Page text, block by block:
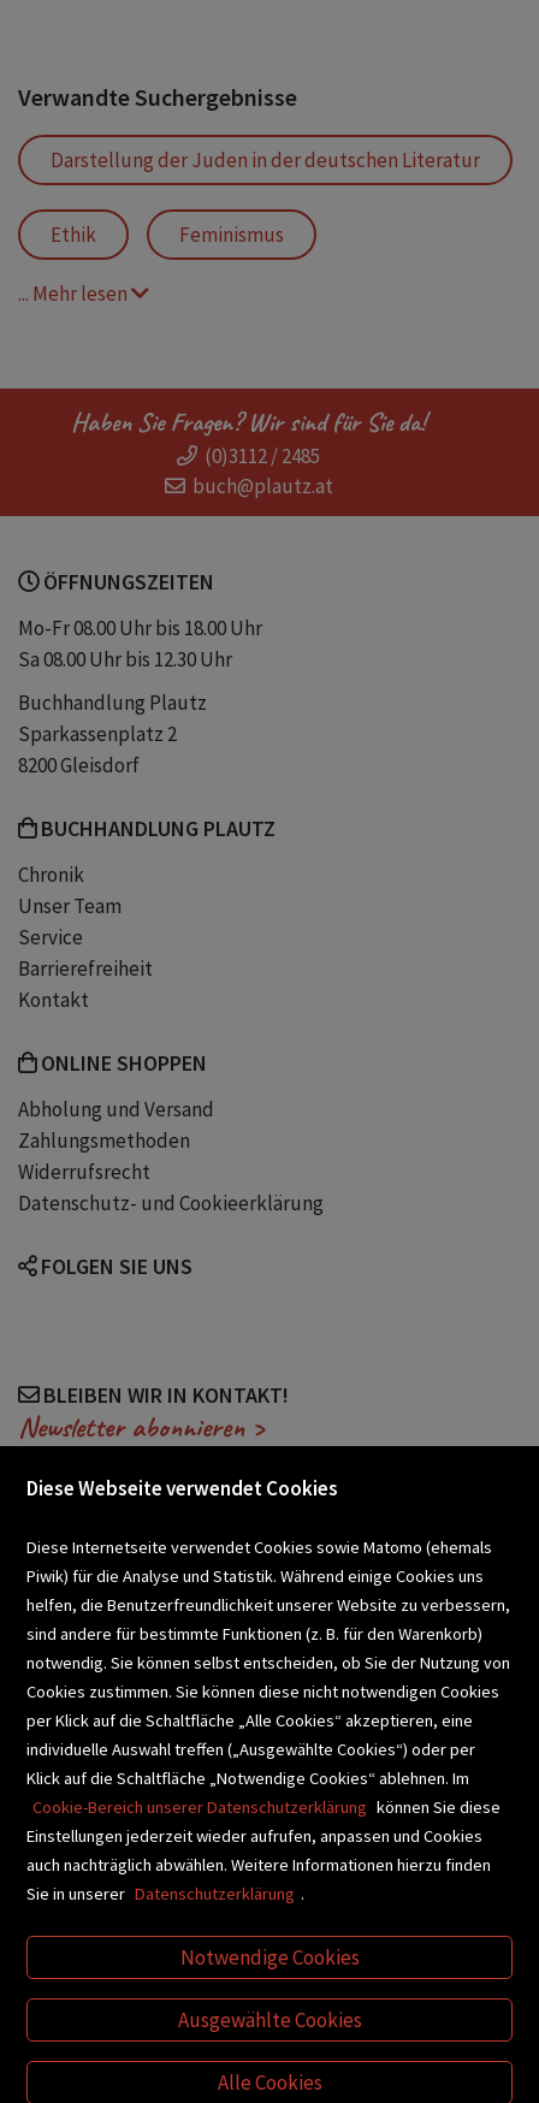
Verwandte Suchergebnisse
Darstellung der Juden in der deutschen Literatur
Ethik Feminismus
Germanistik
Literatur und Soziologie
Literaturwissenschaft
feministische Literaturwissenschaft
... Mehr lesen
Haben Sie Fragen? Wir sind für Sie da!
(0)3112 / 2485
buch@plautz.at
ÖFFNUNGSZEITEN
Mo-Fr 08.00 Uhr bis 18.00 Uhr
Sa 08.00 Uhr bis 12.30 Uhr
Buchhandlung Plautz
Sparkassenplatz 2
8200 Gleisdorf
BUCHHANDLUNG PLAUTZ
Chronik
Unser Team
Service
Barrierefreiheit
Kontakt
ONLINE SHOPPEN
Abholung und Versand
Zahlungsmethoden
Widerrufsrecht
Datenschutz- und Cookieerklärung
FOLGEN SIE UNS
BLEIBEN WIR IN KONTAKT!
Newsletter abonnieren >
SCHULBUCHSERVICE
BUCHEMPFEHLUNGEN
BIBLIOTHEKSSERVICE
VIDEO-TIPPS
VERTRAG WIDERRUFEN
Diese Webseite verwendet Cookies
Diese Internetseite verwendet Cookies sowie Matomo (ehemals
Piwik) für die Analyse und Statistik. Während einige Cookies uns
helfen, die Benutzerfreundlichkeit unserer Website zu verbessern,
sind andere für bestimmte Funktionen (z. B. für den Warenkorb)
notwendig. Sie können selbst entscheiden, ob Sie der Nutzung von
Cookies zustimmen. Sie können diese nicht notwendigen Cookies
per Klick auf die Schaltfläche „Alle Cookies“ akzeptieren, eine
individuelle Auswahl treffen („Ausgewählte Cookies“) oder per
Klick auf die Schaltfläche „Notwendige Cookies“ ablehnen. Im
Cookie-Bereich unserer Datenschutzerklärung können Sie diese
Einstellungen jederzeit wieder aufrufen, anpassen und Cookies
auch nachträglich abwählen. Weitere Informationen hierzu finden
Sie in unserer Datenschutzerklärung .
Notwendige Cookies
Ausgewählte Cookies
Alle Cookies